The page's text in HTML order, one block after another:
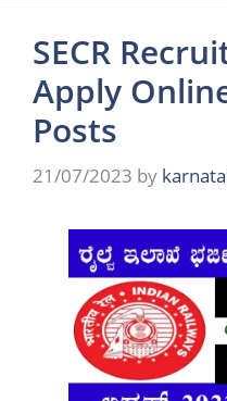
SECR
Apply
Posts
21/07/2023 by